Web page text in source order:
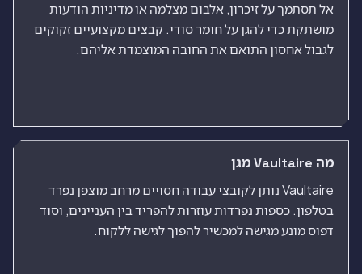
אל תסתמך על זיכרון, אלבום מצלמה או מדיניות הודעות
מושתקת כדי להגן על חומר סודי. קבצים מקצועיים זקוקים
לגבול אחסון התואם את החובה המוצמדת אליהם.
מה Vaultaire מגן
Vaultaire נותן לקובצי עבודה חסויים מרחב מוצפן נפרד
בטלפון. כספות נפרדות עוזרות להפריד בין העניינים, וסוד
דפוס מונע מגישה למכשיר להפוך לגישה ללקוח.